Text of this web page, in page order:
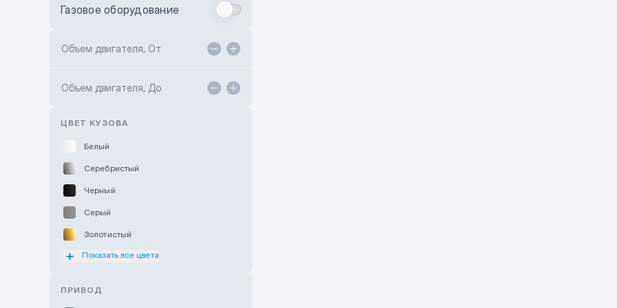
Toyota Kokshetau
Hyundai ShymCity
Газовое оборудование
Объем двигателя, От
Объем двигателя, До
ЦВЕТ КУЗОВА
Белый
Серебристый
Черный
Серый
Золотистый
Оранжевый
Показать все цвета
ПРИВОД